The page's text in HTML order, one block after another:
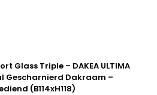
Glass Triple – DAKEA ULTIMA
Gescharnierd Dakraam –
(B114xH118)